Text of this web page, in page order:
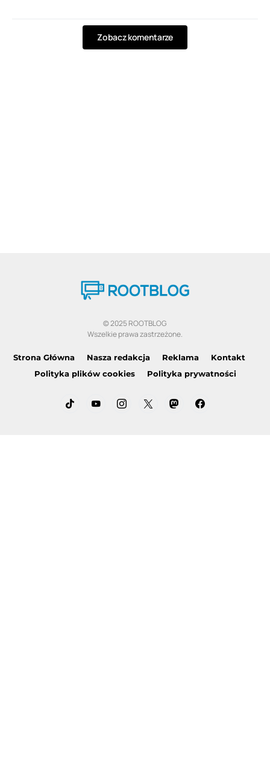
Zobacz komentarze
© 2025 ROOTBLOG
Wszelkie prawa zastrzeżone.
Strona Główna Nasza redakcja Reklama
Kontakt
Polityka plików cookies
Polityka prywatności